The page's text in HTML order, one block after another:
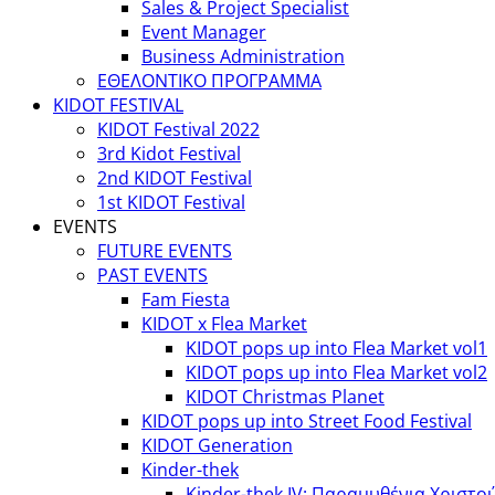
Sales & Project Specialist
Event Manager
Business Administration
ΕΘΕΛΟΝΤΙΚΟ ΠΡΟΓΡΑΜΜΑ
KIDOT FESTIVAL
KIDOT Festival 2022
3rd Kidot Festival
2nd KIDOT Festival
1st KIDOT Festival
EVENTS
FUTURE EVENTS
PAST EVENTS
Fam Fiesta
KIDOT x Flea Market
KIDOT pops up into Flea Market vol1
KIDOT pops up into Flea Market vol2
KIDOT Christmas Planet
KIDOT pops up into Street Food Festival
KIDOT Generation
Kinder-thek